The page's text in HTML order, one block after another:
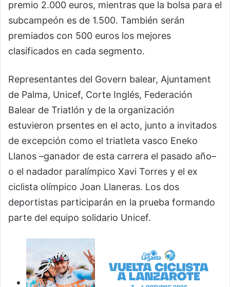
premio 2.000 euros, mientras que la bolsa para el
subcampeón es de 1.500. También serán
premiados con 500 euros los mejores
clasificados en cada segmento.
Representantes del Govern balear, Ajuntament
de Palma, Unicef, Corte Inglés, Federación
Balear de Triatlón y de la organización
estuvieron prsentes en el acto, junto a invitados
de excepción como el triatleta vasco Eneko
Llanos –ganador de esta carrera el pasado año–
o el nadador paralímpico Xavi Torres y el ex
ciclista olímpico Joan Llaneras. Los dos
deportistas participarán en la prueba formando
parte del equipo solidario Unicef.